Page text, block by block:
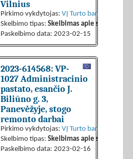
Vilnius
Pirkimo vykdytojas: VĮ Turto bankas
Skelbimo tipas: Skelbimas apie sutarties
Paskelbimo data: 2023-02-15
2023-614568: VP-
1027 Administracinio
pastato, esančio J.
Biliūno g. 3,
Panevėžyje, stogo
remonto darbai
Pirkimo vykdytojas: VĮ Turto bankas
Skelbimo tipas: Skelbimas apie sutarties
Paskelbimo data: 2023-02-16